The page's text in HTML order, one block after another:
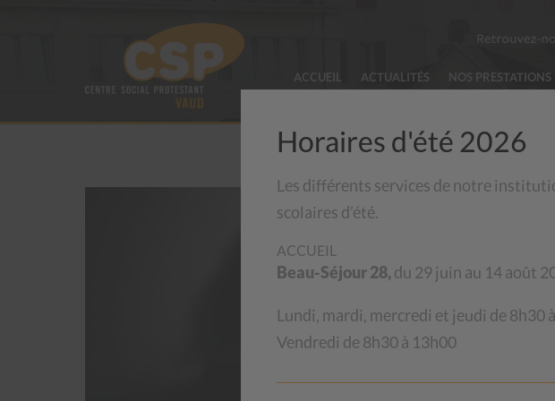
ACCUEIL ACTUALITÉS NOS PRESTATIONS
Horaires d'été 2026
Les différents services de notre
scolaires d’été.
ACCUEIL
Beau-Séjour 28, du 29 juin au 14 août
Lundi, mardi, mercredi et jeudi de 8h30
Vendredi de 8h30 à 13h00